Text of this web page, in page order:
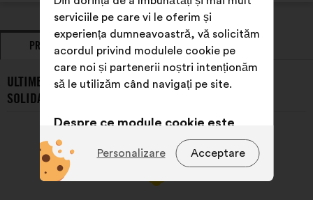
PROPUNERI POZIȚII EXPRIMATE
ULTIMELE PROPUNERI PREZENTATE DE ÉTOILÉS ET
SOLIDAIRES:
serviciile pe care vi le oferim și
experiența dumneavoastră, vă solicităm
acordul privind modulele cookie pe
care noi și partenerii noștri intenționăm
să le utilizăm când navigați pe site.
Despre ce module cookie este
vorba?
module cookie
indispensabile pentru funcționarea
Acceptare
Personalizare